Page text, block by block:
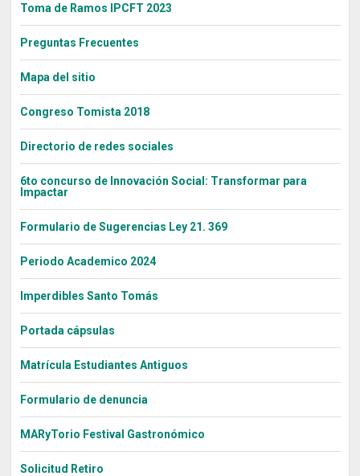
Toma de Ramos IPCFT 2023
Preguntas Frecuentes
Mapa del sitio
Congreso Tomista 2018
Directorio de redes sociales
6to concurso de Innovación Social: Transformar para
Impactar
Formulario de Sugerencias Ley 21. 369
Periodo Academico 2024
Imperdibles Santo Tomás
Portada cápsulas
Matrícula Estudiantes Antiguos
Formulario de denuncia
MARyTorio Festival Gastronómico
Solicitud Retiro